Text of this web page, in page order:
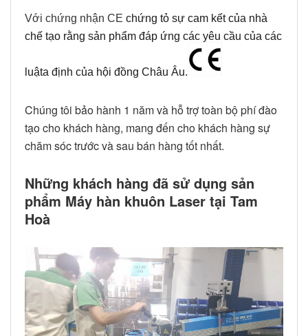
Với chứng nhận CE chứng tỏ sự cam kết của nhà
chế tạo rằng sản phẩm đáp ứng các yêu cầu của các
luậta định của hội đồng Châu Âu.
Chúng tôi bảo hành 1 năm và hỗ trợ toàn bộ phí đào
tạo cho khách hàng, mang đến cho khách hàng sự
chăm sóc trước và sau bán hàng tốt nhất.
Những khách hàng đã sử dụng sản
phẩm Máy hàn khuôn Laser tại Tam
Hoà